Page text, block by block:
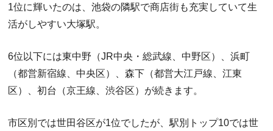
1位に輝いたのは、池袋の隣駅で商店街も充実していて生
活がしやすい大塚駅。
6位以下には東中野（JR中央・総武線、中野区）、浜町
（都営新宿線、中央区）、森下（都営大江戸線、江東
区）、初台（京王線、渋谷区）が続きます。
市区別では世田谷区が1位でしたが、駅別トップ10では世